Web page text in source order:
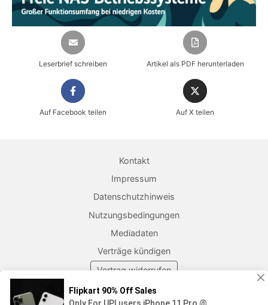
Leserbrief schreiben Artikel als PDF herunterladen
Auf Facebook teilen Auf X teilen
Kontakt
Impressum
Datenschutzhinweis
Nutzungsbedingungen
Mediadaten
Verträge kündigen
Vertrag widerrufen
Cookies & Tracking